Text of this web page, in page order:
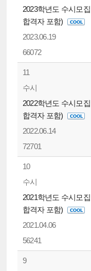
2023학년도 수시모
합격자 포함)
2023.06.19
66072
11
수시
2022학년도 수시모
합격자 포함)
2022.06.14
72701
10
수시
2021학년도 수시모
합격자 포함)
2021.04.06
56241
9